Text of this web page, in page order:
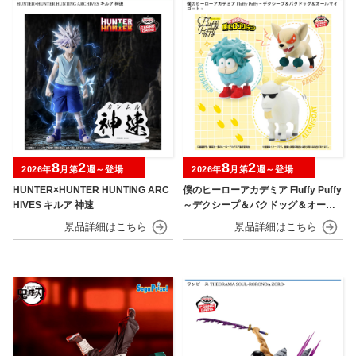
HUNTER×HUNTER HUNTING ARC
HIVES キルア 神速
2026年8月第2週～登場
僕のヒーローアカデミア Fluffy Puffy
～デクシープ＆バクドッグ＆オール
マイゴート～
2026年8月第2週～登場